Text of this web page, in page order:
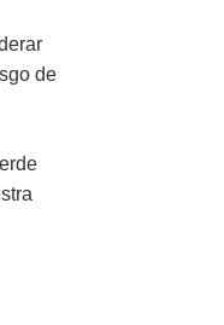
de